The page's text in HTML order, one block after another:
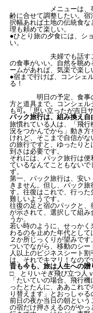
メニューは、事前に
齢に合せて調整したい。
択幅あれば土地の伝統食な
理も頼めて楽しい。
●ひとり旅の夕食には、シ
夫婦でも話すこと
の食事がいい。自然を眺
ームがあれば、気楽で楽し
●宿まで行けば、コンシェ
明日の予定、食事の
方と道具まで。コンシェ
も可｡「思い立ったが吉日
パック旅行は、組み換え自
旅慣れている人は、「飛
況をつかんでから」動き方
けれど、そこまで自信が
の旅行ですと、ゆったり
到さは必要です。
それには、パック旅行は
ているなんてこともない
ず。
第一、パック旅行は、安
きません。但し、パック
す。往復はこれで、行っ
難しいようです。
往復の足と宿のパックと
が示されて、選択して組
うか。
若い時のように、せっか
わるのを止めた年代とし
２か所じっくりが望みです。
ついでながら、移動のシ
人以上のビジネスシート
は、それでキマリ！なので
昔も今も、旅は人生への贈
□ とりいそぎ飛び立つ人
「たいていの場合、飛行
ったとたんに、ああこれ
り替えます」とおっしゃ
前日の夜か当日の朝とい
の宿だけ押さえるのがや